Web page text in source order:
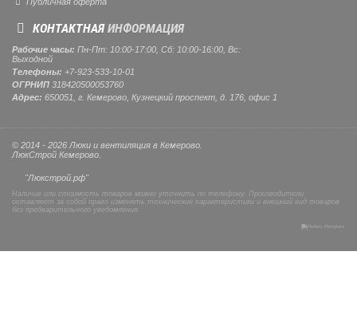
КОНТАКТНАЯИНФОРМАЦИЯ
Рабочие часы: Пн-Пт: 10:00-17:00, Сб: 10:00-16:00, Вс:
Выходной
Телефоны: +7-923-533-10-01
ОГРНИП 318420500053760
Адрес: 650051, г. Кемерово, Кузнецкий проспект, д. 176, офис 1
© 2014 - 2026 Люки и вентиляция в Кемерово.
ЛюкСтрой Кемерово.
"Люкстрой.рф"
Наличие или стоимость товаров можно уточнить по телефону. Производители
оставляют за собой право изменять технические характеристики и внешний вид товаров
без предварительного уведомления.